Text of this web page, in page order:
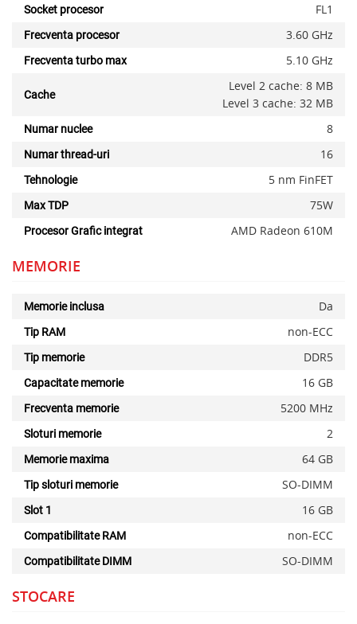
Socket procesor FL1
Frecventa procesor 3.60 GHz
Frecventa turbo max 5.10 GHz
Cache
Level 2 cache: 8 MB
Level 3 cache: 32 MB
Numar nuclee 8
Numar thread-uri 16
Tehnologie 5 nm FinFET
Max TDP 75W
Procesor Grafic integrat AMD Radeon 610M
MEMORIE
Memorie inclusa Da
Tip RAM non-ECC
Tip memorie DDR5
Capacitate memorie 16 GB
Frecventa memorie 5200 MHz
Sloturi memorie 2
Memorie maxima 64 GB
Tip sloturi memorie SO-DIMM
Slot 1 16 GB
Compatibilitate RAM non-ECC
Compatibilitate DIMM SO-DIMM
STOCARE